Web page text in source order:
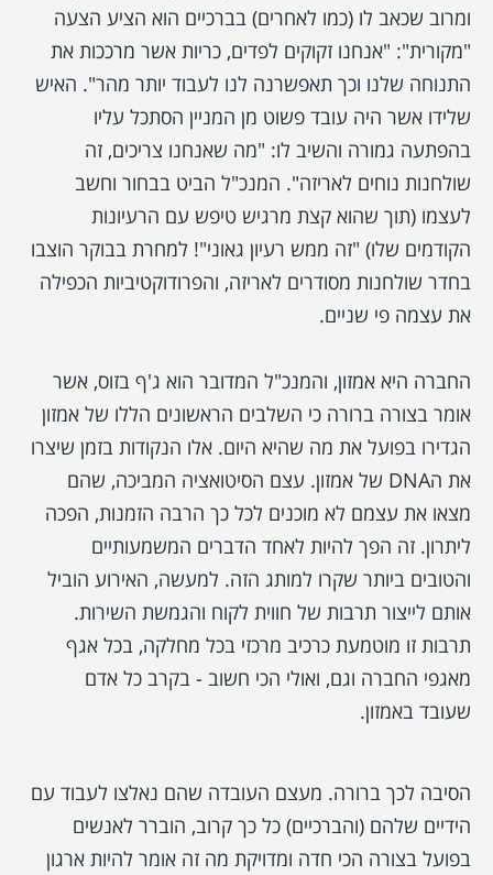
ומרוב שכאב לו (כמו לאחרים) בברכיים הוא הציע הצעה
"מקורית": "אנחנו זקוקים לפדים, כריות אשר מרככות את
התנוחה שלנו וכך תאפשרנה לנו לעבוד יותר מהר". האיש
שלידו אשר היה עובד פשוט מן המניין הסתכל עליו
בהפתעה גמורה והשיב לו: "מה שאנחנו צריכים, זה
שולחנות נוחים לאריזה". המנכ"ל הביט בבחור וחשב
לעצמו (תוך שהוא קצת מרגיש טיפש עם הרעיונות
הקודמים שלו) "זה ממש רעיון גאוני"! למחרת בבוקר הוצבו
בחדר שולחנות מסודרים לאריזה, והפרודוקטיביות הכפילה
את עצמה פי שניים.
החברה היא אמזון, והמנכ"ל המדובר הוא ג'ף בזוס, אשר
אומר בצורה ברורה כי השלבים הראשונים הללו של אמזון
הגדירו בפועל את מה שהיא היום. אלו הנקודות בזמן שיצרו
את הDNA של אמזון. עצם הסיטואציה המביכה, שהם
מצאו את עצמם לא מוכנים לכל כך הרבה הזמנות, הפכה
ליתרון. זה הפך להיות לאחד הדברים המשמעותיים
והטובים ביותר שקרו למותג הזה. למעשה, האירוע הוביל
אותם לייצור תרבות של חווית לקוח והגמשת השירות.
תרבות זו מוטמעת כרכיב מרכזי בכל מחלקה, בכל אגף
מאגפי החברה וגם, ואולי הכי חשוב - בקרב כל אדם
שעובד באמזון.
הסיבה לכך ברורה. מעצם העובדה שהם נאלצו לעבוד עם
הידיים שלהם (והברכיים) כל כך קרוב, הוברר לאנשים
בפועל בצורה הכי חדה ומדויקת מה זה אומר להיות ארגון